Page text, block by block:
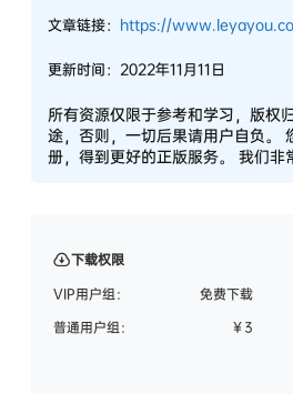
文章链接： https://
更新时间：2022年11月11日
所有资源仅限于参考和学习，版权
途，否则，一切后果请用户自负。
册，得到更好的正版服务。 我们非
下载权限
VIP用户组：
免费下载
普通用户组：
￥3